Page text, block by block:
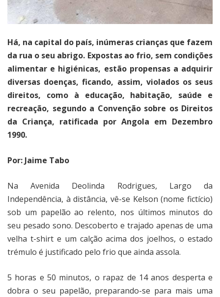
Há, na capital do país, inúmeras crianças que fazem
da rua o seu abrigo. Expostas ao frio, sem condições
alimentar e higiénicas, estão propensas a adquirir
diversas doenças, ficando, assim, violados os seus
direitos, como à educação, habitação, saúde e
recreação, segundo a Convenção sobre os Direitos
da Criança, ratificada por Angola em Dezembro
1990.
Por: Jaime Tabo
Na Avenida Deolinda Rodrigues, Largo da
Independência, à distância, vê-se Kelson (nome fictício)
sob um papelão ao relento, nos últimos minutos do
seu pesado sono. Descoberto e trajado apenas de uma
velha t-shirt e um calção acima dos joelhos, o estado
trémulo é justificado pelo frio que ainda assola.
5 horas e 50 minutos, o rapaz de 14 anos desperta e
dobra o seu papelão, preparando-se para mais uma